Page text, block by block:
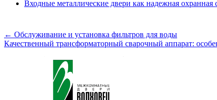
Входные металлические двери как надежная охранная
← Обслуживание и установка фильтров для воды
Качественный трансформаторный сварочный аппарат: